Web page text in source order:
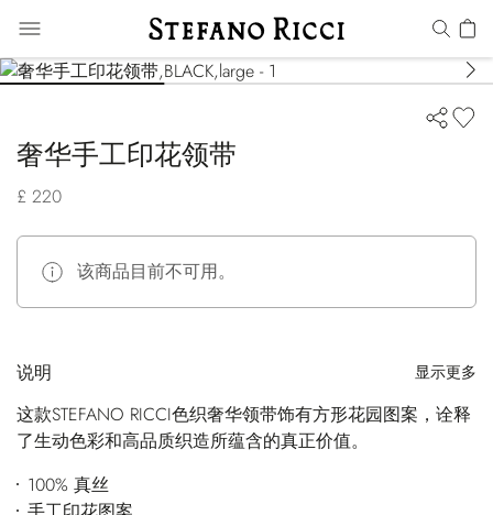
奢华手工印花领带
£ 220
该商品目前不可用。
说明 显示更多
这款STEFANO RICCI色织奢华领带饰有方形花园图案，诠释
了生动色彩和高品质织造所蕴含的真正价值。
100% 真丝